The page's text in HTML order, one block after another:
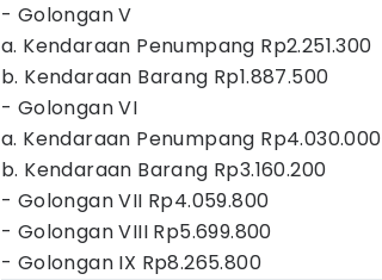
- Golongan V
a. Kendaraan Penumpang Rp2.251.300
b. Kendaraan Barang Rp1.887.500
- Golongan VI
a. Kendaraan Penumpang Rp4.030.000
b. Kendaraan Barang Rp3.160.200
- Golongan VII Rp4.059.800
- Golongan VIII Rp5.699.800
- Golongan IX Rp8.265.800